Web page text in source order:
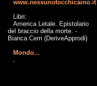
www.nessunotocchicaino.it
Libri:
America Letale. Epistolario
del braccio della morte. -
Bianca Cerri (DeriveApprodi)
Mondo...
.